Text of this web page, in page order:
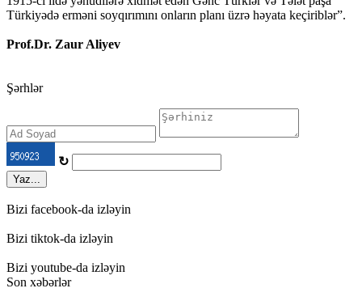
Türkiyədə erməni soyqırımını onların planı üzrə həyata keçiriblər”.
Prof.Dr. Zaur Aliyev
Şərhlər
↻
Yaz...
Bizi facebook-da izləyin
Bizi tiktok-da izləyin
Bizi youtube-da izləyin
Son xəbərlər